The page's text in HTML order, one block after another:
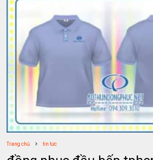
Trang chủ tin tức